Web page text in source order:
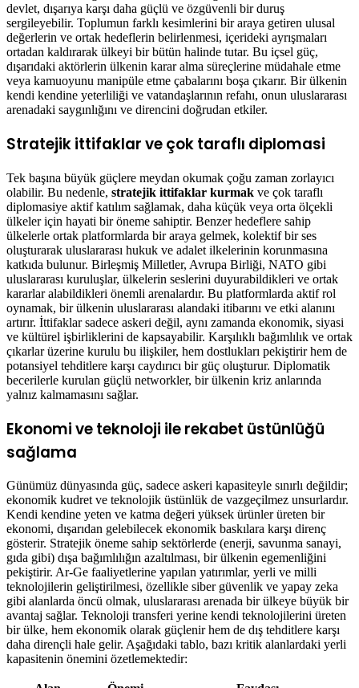
devlet, dışarıya karşı daha güçlü ve özgüvenli bir duruş
sergileyebilir. Toplumun farklı kesimlerini bir araya getiren ulusal
değerlerin ve ortak hedeflerin belirlenmesi, içerideki ayrışmaları
ortadan kaldırarak ülkeyi bir bütün halinde tutar. Bu içsel güç,
dışarıdaki aktörlerin ülkenin karar alma süreçlerine müdahale etme
veya kamuoyunu manipüle etme çabalarını boşa çıkarır. Bir ülkenin
kendi kendine yeterliliği ve vatandaşlarının refahı, onun uluslararası
arenadaki saygınlığını ve direncini doğrudan etkiler.
Stratejik ittifaklar ve çok taraflı diplomasi
Tek başına büyük güçlere meydan okumak çoğu zaman zorlayıcı
olabilir. Bu nedenle, stratejik ittifaklar kurmak ve çok taraflı
diplomasiye aktif katılım sağlamak, daha küçük veya orta ölçekli
ülkeler için hayati bir öneme sahiptir. Benzer hedeflere sahip
ülkelerle ortak platformlarda bir araya gelmek, kolektif bir ses
oluşturarak uluslararası hukuk ve adalet ilkelerinin korunmasına
katkıda bulunur. Birleşmiş Milletler, Avrupa Birliği, NATO gibi
uluslararası kuruluşlar, ülkelerin seslerini duyurabildikleri ve ortak
kararlar alabildikleri önemli arenalardır. Bu platformlarda aktif rol
oynamak, bir ülkenin uluslararası alandaki itibarını ve etki alanını
artırır. İttifaklar sadece askeri değil, aynı zamanda ekonomik, siyasi
ve kültürel işbirliklerini de kapsayabilir. Karşılıklı bağımlılık ve ortak
çıkarlar üzerine kurulu bu ilişkiler, hem dostlukları pekiştirir hem de
potansiyel tehditlere karşı caydırıcı bir güç oluşturur. Diplomatik
becerilerle kurulan güçlü networkler, bir ülkenin kriz anlarında
yalnız kalmamasını sağlar.
Ekonomi ve teknoloji ile rekabet üstünlüğü
sağlama
Günümüz dünyasında güç, sadece askeri kapasiteyle sınırlı değildir;
ekonomik kudret ve teknolojik üstünlük de vazgeçilmez unsurlardır.
Kendi kendine yeten ve katma değeri yüksek ürünler üreten bir
ekonomi, dışarıdan gelebilecek ekonomik baskılara karşı direnç
gösterir. Stratejik öneme sahip sektörlerde (enerji, savunma sanayi,
gıda gibi) dışa bağımlılığın azaltılması, bir ülkenin egemenliğini
pekiştirir. Ar-Ge faaliyetlerine yapılan yatırımlar, yerli ve milli
teknolojilerin geliştirilmesi, özellikle siber güvenlik ve yapay zeka
gibi alanlarda öncü olmak, uluslararası arenada bir ülkeye büyük bir
avantaj sağlar. Teknoloji transferi yerine kendi teknolojilerini üreten
bir ülke, hem ekonomik olarak güçlenir hem de dış tehditlere karşı
daha dirençli hale gelir. Aşağıdaki tablo, bazı kritik alanlardaki yerli
kapasitenin önemini özetlemektedir: